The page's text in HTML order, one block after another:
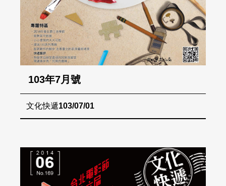
103年7月號
文化快遞103/07/01